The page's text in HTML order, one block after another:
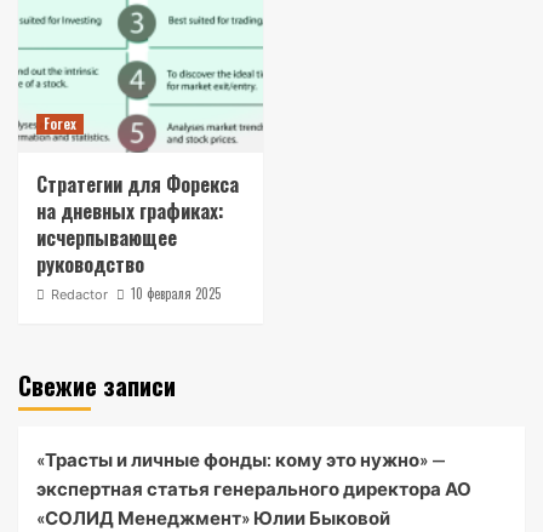
Forex
Стратегии для Форекса
на дневных графиках:
исчерпывающее
руководство
Redactor 10 февраля 2025
Свежие записи
«Трасты и личные фонды: кому это нужно» —
экспертная статья генерального директора АО
«СОЛИД Менеджмент» Юлии Быковой